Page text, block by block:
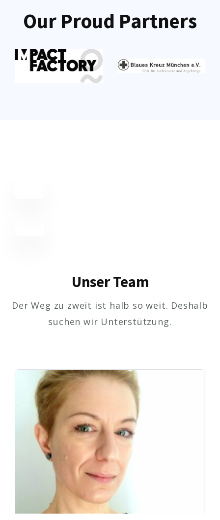
Our Proud Partners
Unser Team
Der Weg zu zweit ist halb so weit. Deshalb
suchen wir Unterstützung.